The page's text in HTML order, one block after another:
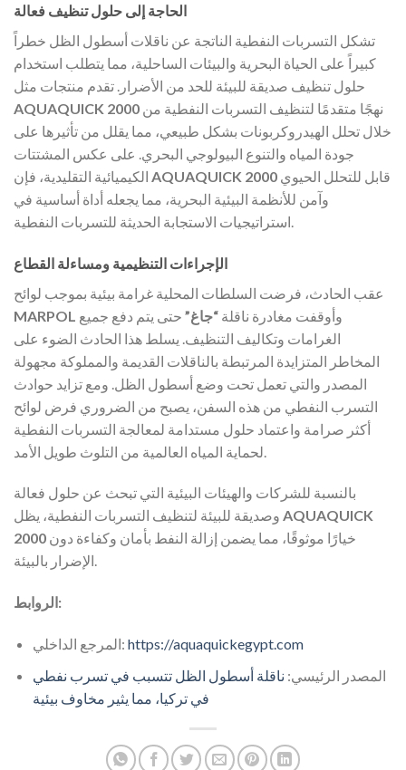
الحاجة إلى حلول تنظيف فعالة
تشكل التسربات النفطية الناتجة عن ناقلات أسطول الظل خطراً
كبيراً على الحياة البحرية والبيئات الساحلية، مما يتطلب استخدام
حلول تنظيف صديقة للبيئة للحد من الأضرار. تقدم منتجات مثل
AQUAQUICK 2000
خلال تحلل الهيدروكربونات بشكل طبيعي، مما يقلل من تأثيرها على
جودة المياه والتنوع البيولوجي البحري. على عكس المشتتات
AQUAQUICK 2000
وآمن للأنظمة البيئية البحرية، مما يجعله أداة أساسية في
الإجراءات التنظيمية ومساءلة القطاع
عقب الحادث، فرضت السلطات المحلية غرامة بيئية بموجب لوائح
MARPOL
وأوقفت مغادرة ناقلة “جاغ” حتى يتم دفع جميع
الغرامات وتكاليف التنظيف. يسلط هذا الحادث الضوء على
المخاطر المتزايدة المرتبطة بالناقلات القديمة والمملوكة مجهولة
المصدر والتي تعمل تحت وضع أسطول الظل. ومع تزايد حوادث
التسرب النفطي من هذه السفن، يصبح من الضروري فرض لوائح
أكثر صرامة واعتماد حلول مستدامة لمعالجة التسربات النفطية
بالنسبة للشركات والهيئات البيئية التي تبحث عن حلول فعالة
AQUAQUICK
2000
الإضرار بالبيئة.
الروابط:
المرجع الداخلي: https://aquaquickegypt.com
المصدر الرئيسي: ناقلة أسطول الظل تتسبب في تسرب نفطي
في تركيا، مما يثير مخاوف بيئية